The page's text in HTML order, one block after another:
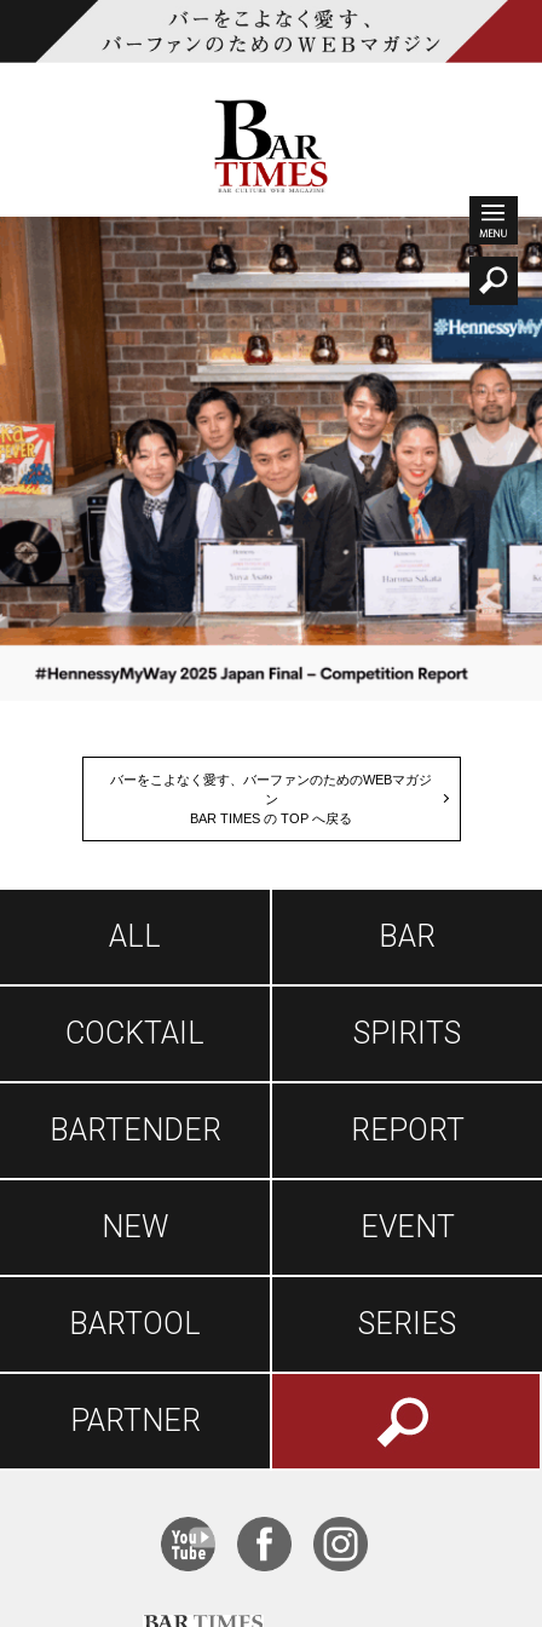
バーをこよなく愛す、バーファンのためのWEBマガジ
ン
BAR TIMES の TOP へ戻る
ALL BAR
COCKTAIL SPIRITS
BARTENDER REPORT
NEW EVENT
BARTOOL SERIES
PARTNER